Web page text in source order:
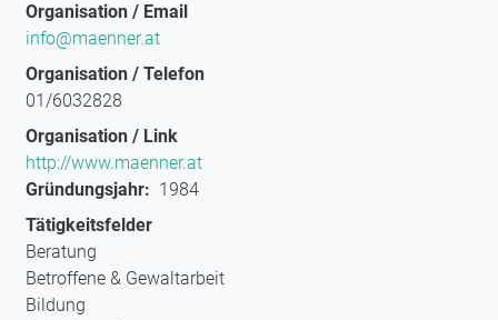
Organisation / Email
info@maenner.at
Organisation / Telefon
01/6032828
Organisation / Link
http://www.maenner.at
Gründungsjahr
1984
Tätigkeitsfelder
Beratung
Betroffene & Gewaltarbeit
Bildung